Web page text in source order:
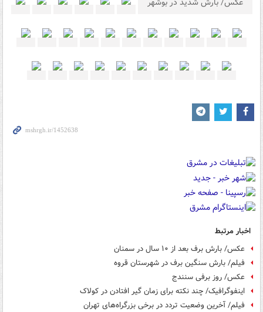
اخبار مرتبط
عکس/ بارش برف بعد از ۱۰ سال در سمنان
فیلم/ بارش سنگین برف در شهرستان قروه
عکس/ روز برفی سنندج
اینفوگرافیک/ چند نکته برای زمان گیر افتادن در کولاک
فیلم/ آخرین وضعیت تردد در برخی بزرگراه‌های تهران